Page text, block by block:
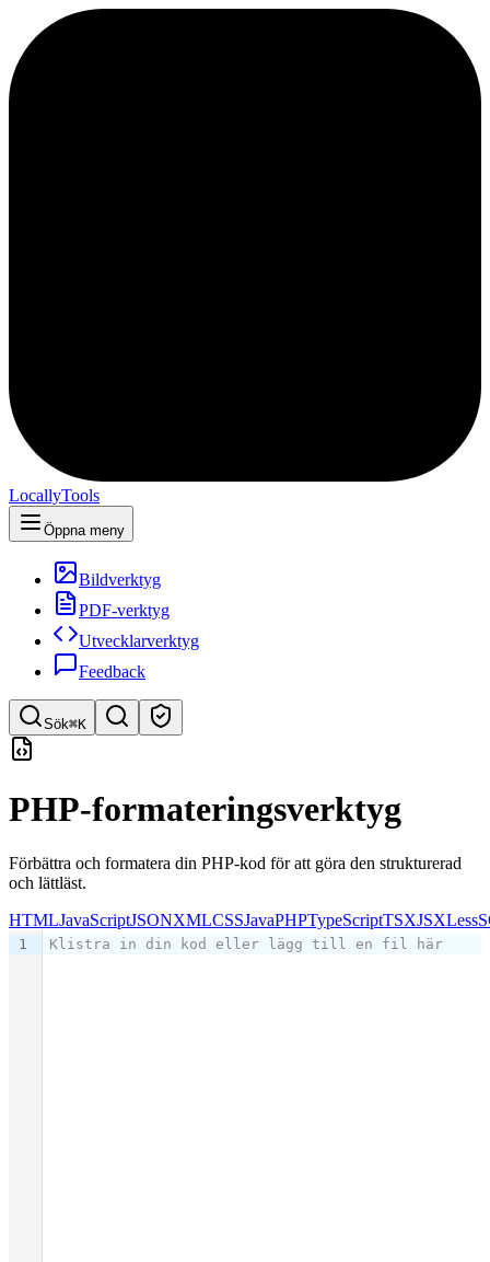
LocallyTools
Öppna meny
Bildverktyg
PDF-verktyg
Utvecklarverktyg
Feedback
Sök⌘K
Sök verktyg
Snabbsök efter verktyg
PHP-formateringsverktyg
Förbättra och formatera din PHP-kod för att göra den strukturerad
och lättläst.
HTMLJavaScriptJSONXMLCSSJavaPHPTypeScriptTSXJSXLess
1 Klistra in din kod eller lägg till en fil här